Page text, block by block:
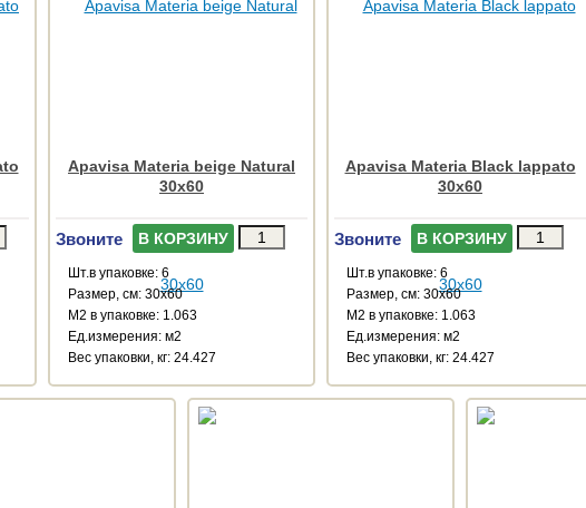
Apavisa Materia beige Natural
30x60
Звоните В КОРЗИНУ
Шт.в упаковке: 6
Размер, см: 30x60
М2 в упаковке: 1.063
Ед.измерения: м2
Веc упаковки, кг: 24.427
Apavisa Materia Black lappato
30x60
Звоните В КОРЗИНУ
Шт.в упаковке: 6
Размер, см: 30x60
М2 в упаковке: 1.063
Ед.измерения: м2
Веc упаковки, кг: 24.427